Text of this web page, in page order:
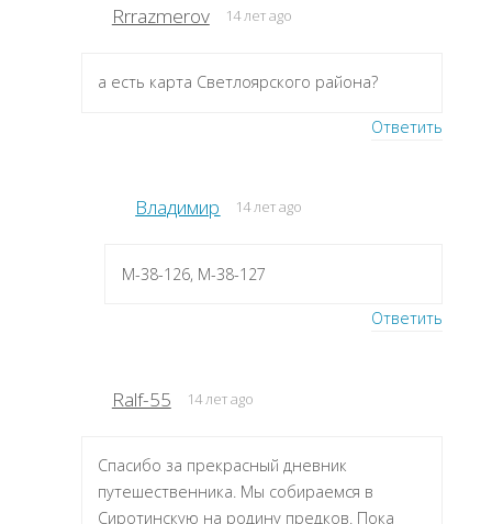
Rrrazmerov 14 лет ago
а есть карта Светлоярского района?
Ответить
Владимир 14 лет ago
M-38-126, M-38-127
Ответить
Ralf-55 14 лет ago
Спасибо за прекрасный дневник
путешественника. Мы собираемся в
Сиротинскую на родину предков. Пока